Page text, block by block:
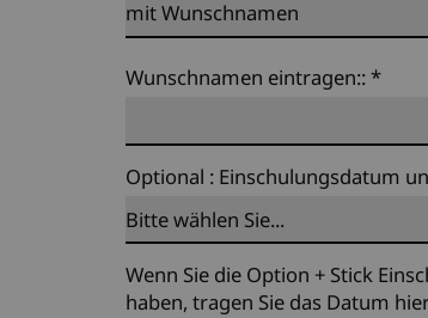
Wunschnamen eintragen::*
Optional : Einschulungsdatum
Wenn Sie die Option + Stick
haben, tragen Sie das Datum